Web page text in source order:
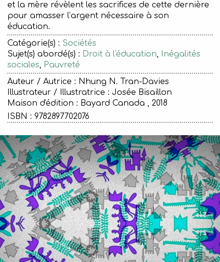
et la mère révèlent les sacrifices de cette dernière
pour amasser l’argent nécessaire à son
éducation.
Catégorie(s) : Sociétés
Sujet(s) abordé(s) : Droit à l'éducation,
Inégalités
sociales, Pauvreté
Auteur / Autrice : Nhung N. Tran-Davies
Illustrateur / Illustratrice : Josée Bisaillon
Maison d'édition : Bayard Canada , 2018
ISBN : 9782897702076